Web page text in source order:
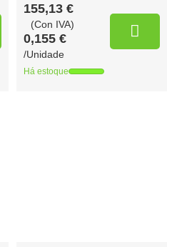
155,13 €
(Con IVA)
0,155 €
/Unidade
Há estoque